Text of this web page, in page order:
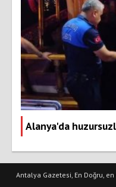
Alanya'da
Antalya Gazetesi, En Doğru,